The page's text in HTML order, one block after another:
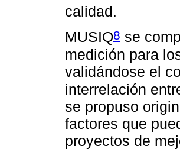
calidad.
MUSIQ8 se
medición para
validándose el
interrelación
se propuso
factores que
proyectos de